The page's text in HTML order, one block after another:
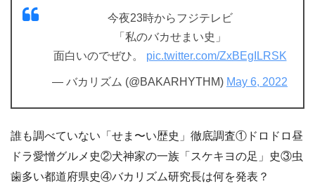
今夜23時からフジテレビ
「私のバカせまい史」
面白いのでぜひ。 pic.twitter.com/ZxBEgILRSK
— バカリズム (@BAKARHYTHM) May 6, 2022
誰も調べていない「せま〜い歴史」徹底調査①ドロドロ昼
ドラ愛憎グルメ史②犬神家の一族「スケキヨの足」史③虫
歯多い都道府県史④バカリズム研究長は何を発表？